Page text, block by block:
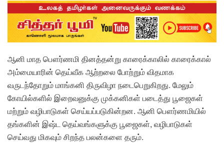
ஆனி மாத பௌர்ணமி தினத்தன்று காரைக்காலில் காரைக்கால்
அம்மையாரின் தெய்வீக ஆற்றலை போற்றும் விதமாக
வருடந்தோறும் மாங்கனி திருவிழா நடைபெறுகிறது. மேலும்
கோயில்களில் இறைவனுக்கு முக்கனிகள் படைத்து பூஜைகள்
மற்றும் வழிபாடுகள் செய்யப்படுகின்றன. ஆனி பௌர்ணமியில்
தங்களின் இஷ்ட தெய்வங்களுக்கு பூஜைகள், வழிபாடுகள்
செய்வது மிகவும் சிறந்த பலன்களை தரும்.